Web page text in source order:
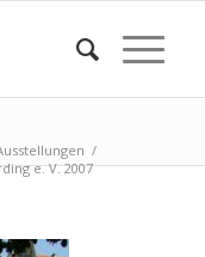
/
e. V. 2007